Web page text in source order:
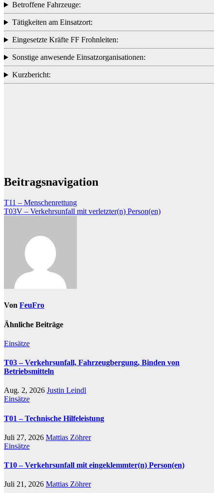
Betroffene Fahrzeuge:
Tätigkeiten am Einsatzort:
Eingesetzte Kräfte FF Frohnleiten:
Sonstige anwesende Einsatzorganisationen:
Kurzbericht:
Beitragsnavigation
T11 – Menschenrettung
T03V – Verkehrsunfall mit verletzter(n) Person(en)
Von FeuFro
Ähnliche Beiträge
Einsätze
T03 – Verkehrsunfall, Fahrzeugbergung, Binden von
Betriebsmitteln
Aug. 2, 2026 Justin Leindl
Einsätze
T01 – Technische Hilfeleistung
Juli 27, 2026 Mattias Zöhrer
Einsätze
T10 – Verkehrsunfall mit eingeklemmter(n) Person(en)
Juli 21, 2026 Mattias Zöhrer